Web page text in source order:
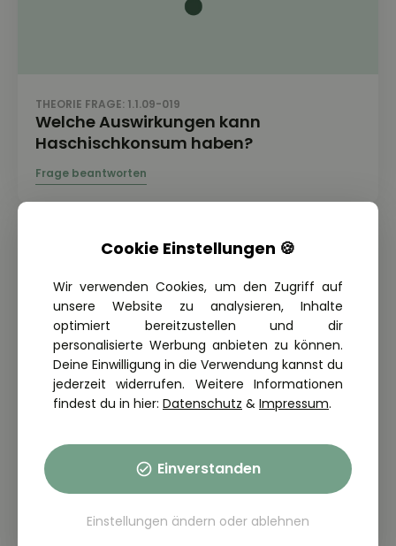
THEORIE FRAGE: 1.1.09-019
Welche Auswirkungen kann
Haschischkonsum haben?
THEORIE FRAGE: 1.1.09-021
Für wen besteht ein Alkoholverbot beim
Cookie Einstellungen 🍪
Wir verwenden Cookies, um den Zugriff auf
unsere Website zu analysieren, Inhalte
optimiert bereitzustellen und dir
personalisierte Werbung anbieten zu können.
Deine Einwilligung in die Verwendung kannst du
jederzeit widerrufen. Weitere Informationen
findest du in hier: Datenschutz & Impressum.
Einverstanden
Einstellungen ändern oder ablehnen